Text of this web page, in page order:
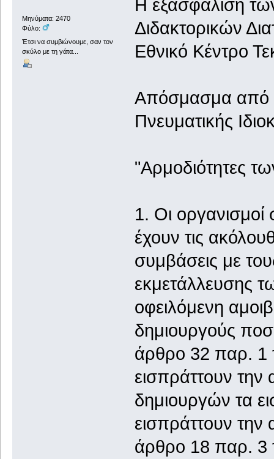
Μηνύματα: 2470
Φύλο:
Έτσι να συμβιώνουμε, σαν τον
σκύλο με τη γάτα...
Η εξασφάλιση
Διδακτορικών
Εθνικό Κέντρο
Απόσμασμα από
Πνευματικής
"Αρμοδιότητες
1. Οι οργανισμοί
έχουν τις
συμβάσεις με
εκμετάλλευσης
οφειλόμενη
δημιουργούς
άρθρο 32 παρ. 1
εισπράττουν την
δημιουργών τα
εισπράττουν
άρθρο 18 παρ. 3